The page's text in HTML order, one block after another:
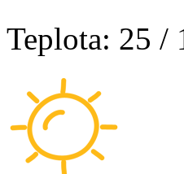
Teplota: 25 /